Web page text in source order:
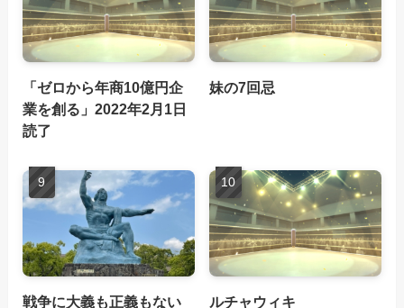
「ゼロから年商10億円企
業を創る」2022年2月1日
読了
妹の7回忌
戦争に大義も正義もない
ルチャウィキ